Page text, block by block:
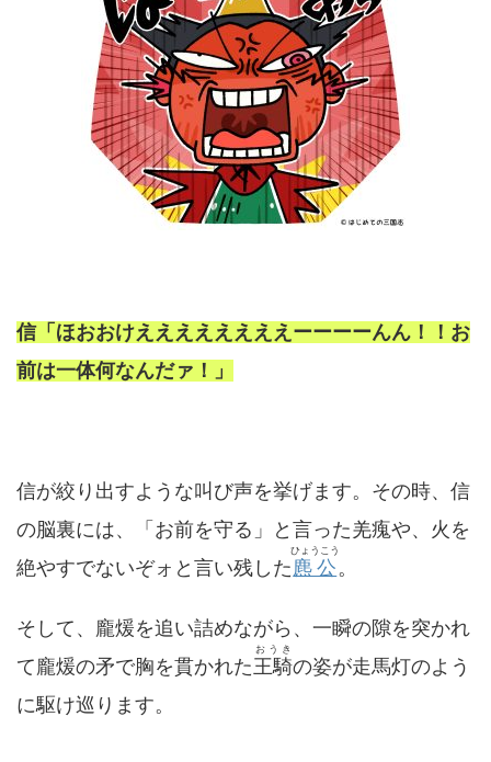
信「ほおおけええええええええーーーーんん！！お
前は一体何なんだァ！」
信が絞り出すような叫び声を挙げます。その時、信
の脳裏には、「お前を守る」と言った羌瘣や、火を
絶やすでないぞォと言い残した麃公
ひょうこう
。
そして、龐煖を追い詰めながら、一瞬の隙を突かれ
て龐煖の矛で胸を貫かれた王騎
おうき
の姿が走馬灯のよう
に駆け巡ります。